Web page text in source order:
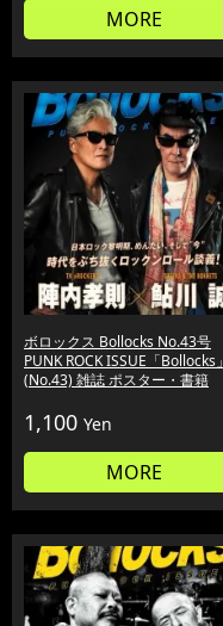
MORE
ボロックス Bollocks No.43号
PUNK ROCK ISSUE「Bollocks」
(No.43) 雑誌 ポスター・書籍
1,100 Yen
MORE